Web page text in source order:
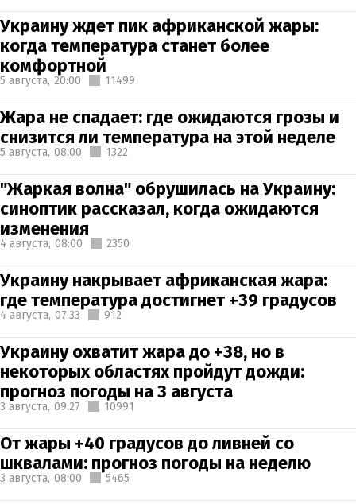
Украину ждет пик африканской жары:
когда температура станет более
комфортной
5 августа, 20:00 11499
Жара не спадает: где ожидаются грозы и
снизится ли температура на этой неделе
5 августа, 08:00 1322
"Жаркая волна" обрушилась на Украину:
синоптик рассказал, когда ожидаются
изменения
4 августа, 08:00 2350
Украину накрывает африканская жара:
где температура достигнет +39 градусов
4 августа, 07:33 912
Украину охватит жара до +38, но в
некоторых областях пройдут дожди:
прогноз погоды на 3 августа
3 августа, 09:27 10991
От жары +40 градусов до ливней со
шквалами: прогноз погоды на неделю
3 августа, 08:00 5465